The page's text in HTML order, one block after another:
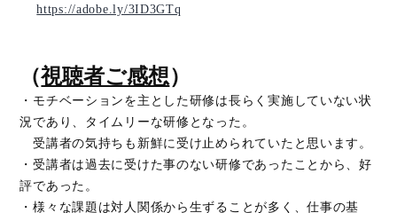
https://adobe.ly/3ID3GTq
（視聴者ご感想）
・モチベーションを主とした研修は長らく実施していない状
況であり、タイムリーな研修となった。
受講者の気持ちも新鮮に受け止められていたと思います。
・受講者は過去に受けた事のない研修であったことから、好
評であった。
・様々な課題は対人関係から生ずることが多く、仕事の基